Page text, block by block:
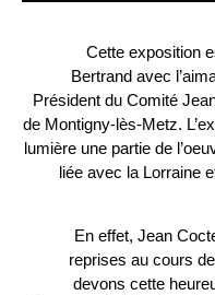
Cette exposition
Bertrand avec
Président du Comité
de Montigny-lès-Metz.
lumière une partie de
liée avec la Lorraine
En effet, Jean
reprises au cours
devons cette